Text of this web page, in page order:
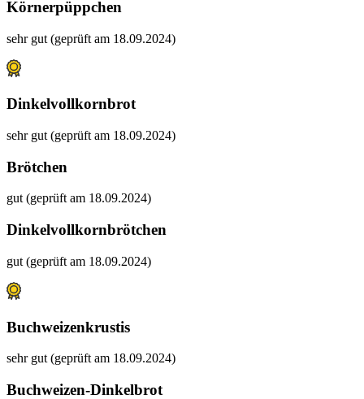
Körnerpüppchen
sehr gut (geprüft am 18.09.2024)
Dinkelvollkornbrot
sehr gut (geprüft am 18.09.2024)
Brötchen
gut (geprüft am 18.09.2024)
Dinkelvollkornbrötchen
gut (geprüft am 18.09.2024)
Buchweizenkrustis
sehr gut (geprüft am 18.09.2024)
Buchweizen-Dinkelbrot